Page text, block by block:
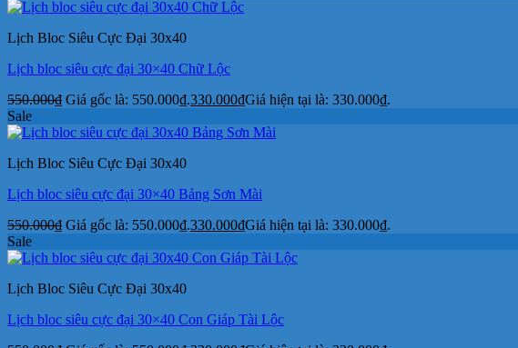
Lịch Bloc Siêu Cực Đại 30x40
Lịch bloc siêu cực đại 30×40 Chữ Lộc
550.000₫ Giá gốc là: 550.000₫.330.000₫Giá hiện tại là: 330.000₫.
Sale
Lịch Bloc Siêu Cực Đại 30x40
Lịch bloc siêu cực đại 30×40 Bảng Sơn Mài
550.000₫ Giá gốc là: 550.000₫.330.000₫Giá hiện tại là: 330.000₫.
Sale
Lịch Bloc Siêu Cực Đại 30x40
Lịch bloc siêu cực đại 30×40 Con Giáp Tài Lộc